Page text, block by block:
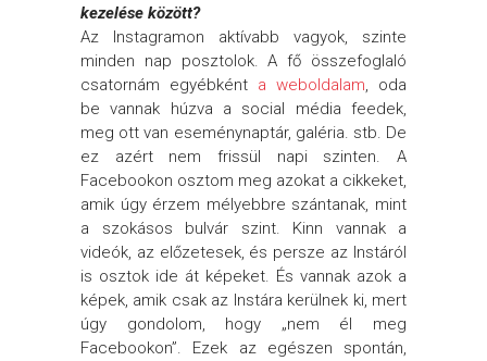
kezelése között?
Az Instagramon aktívabb vagyok, szinte
minden nap posztolok. A fő összefoglaló
csatornám egyébként a weboldalam, oda
be vannak húzva a social média feedek,
meg ott van eseménynaptár, galéria. stb. De
ez azért nem frissül napi szinten. A
Facebookon osztom meg azokat a cikkeket,
amik úgy érzem mélyebbre szántanak, mint
a szokásos bulvár szint. Kinn vannak a
videók, az előzetesek, és persze az Instáról
is osztok ide át képeket. És vannak azok a
képek, amik csak az Instára kerülnek ki, mert
úgy gondolom, hogy „nem él meg
Facebookon”. Ezek az egészen spontán,